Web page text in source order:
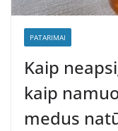
PATARIMAI
Kaip
kaip
medus